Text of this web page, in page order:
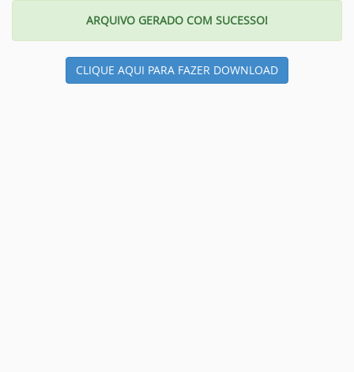
ARQUIVO GERADO COM SUCESSO!
CLIQUE AQUI PARA FAZER DOWNLOAD